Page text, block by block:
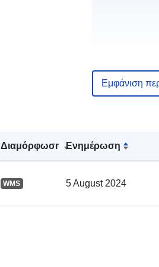
Διαμόρφωση Ενημέρωση
WMS 5 August 2024
Εμφάνιση